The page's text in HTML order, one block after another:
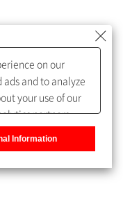
だくと、技術情報や
きます。
on our
and to analyze
your use of our
partners,
Information